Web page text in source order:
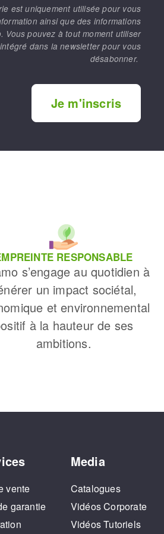
est uniquement utilisée pour vous
ainsi que des informations
Vous pouvez à tout moment utiliser
dans la newsletter pour vous
désabonner.
Je m'inscris
RESPONSABLE
s’engage au quotidien à
un impact sociétal,
et environnemental
à la hauteur de ses
ambitions.
vente
garantie
Media
Catalogues
Vidéos Corporate
Vidéos Tutoriels